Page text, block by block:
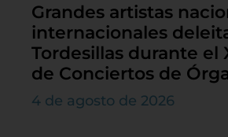
Grandes artistas
internacionales
Tordesillas durante el
de Conciertos de
4 de agosto de 2026